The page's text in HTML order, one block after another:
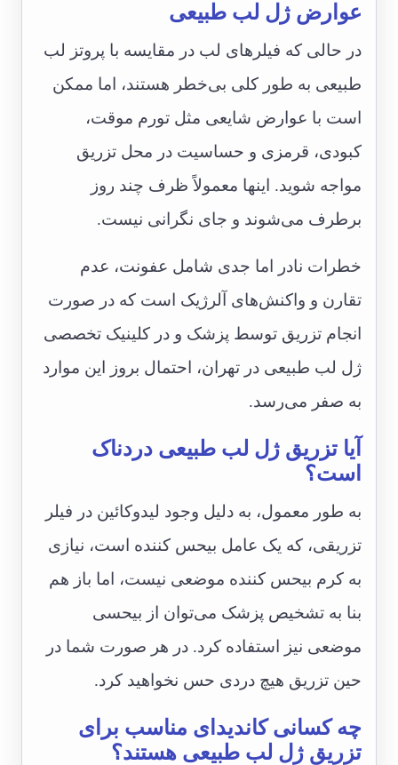
عوارض ژل لب طبیعی
در حالی که فیلرهای لب در مقایسه با پروتز لب
طبیعی به طور کلی بی‌خطر هستند، اما ممکن
است با عوارض شایعی مثل تورم موقت،
کبودی، قرمزی و حساسیت در محل تزریق
مواجه شوید. اینها معمولاً ظرف چند روز
برطرف می‌شوند و جای نگرانی نیست.
خطرات نادر اما جدی شامل عفونت، عدم
تقارن و واکنش‌های آلرژیک است که در صورت
انجام تزریق توسط پزشک و در کلینیک تخصصی
ژل لب طبیعی در تهران، احتمال بروز این موارد
به صفر می‌رسد.
آیا تزریق ژل لب طبیعی دردناک
است؟
به طور معمول، به دلیل وجود لیدوکائین در فیلر
تزریقی، که یک عامل بیحس کننده است، نیازی
به کرم بیحس کننده موضعی نیست، اما باز هم
بنا به تشخیص پزشک می‌توان از بیحسی
موضعی نیز استفاده کرد. در هر صورت شما در
حین تزریق هیچ دردی حس نخواهید کرد.
چه کسانی کاندیدای مناسب برای
تزریق ژل لب طبیعی هستند؟